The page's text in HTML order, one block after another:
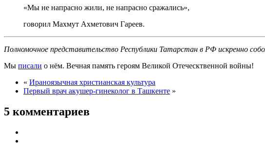
«Мы не напрасно жили, не напрасно сражались»,
говорил Махмут Ахметович Гареев.
Полномочное представительство Республики Татарстан в РФ искренно
Мы писали о нём. Вечная память героям Великой Отеческтвенной войны!
« Ираноязычная христианская культура
Первый врач акушер-гинеколог в Ташкенте »
5 комментариев